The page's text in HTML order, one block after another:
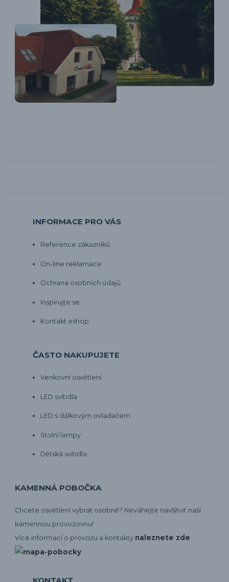
INFORMACE PRO VÁS
Reference zákazníků
On-line reklamace
Ochrana osobních údajů
Inspirujte se
Kontakt eshop
ČASTO NAKUPUJETE
Venkovní osvětlení
LED svítidla
LED s dálkovým ovladačem
Stolní lampy
Dětská svítidla
KAMENNÁ POBOČKA
Chcete osvětlení vybrat osobně? Neváhejte navšítvit naší
kamennou provozovnu!
Více informací o provozu a kontakty naleznete zde